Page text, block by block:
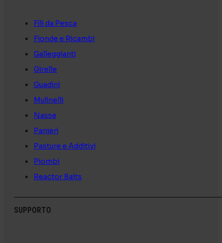
Fili da Pesca
Fionde e Ricambi
Galleggianti
Girelle
Guadini
Mulinelli
Nasse
Panieri
Pasture e Additivi
Piombi
Reactor Baits
SUPPORTO